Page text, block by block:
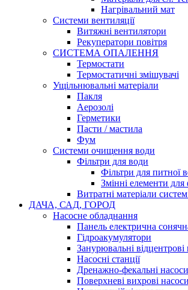
Нагрівальний мат
Системи вентиляції
Витяжні вентилятори
Рекуператори повітря
СИСТЕМА ОПАЛЕННЯ
Термостати
Термостатичні змішувачі
Ущільнювальні матеріали
Пакля
Аерозолі
Герметики
Пасти / мастила
Фум
Системи очищення води
Фільтри для води
Фільтри для питної
Змінні елементи для
Витратні матеріали
ДАЧА, САД, ГОРОД
Насосне обладнання
Панель електрична
Гідроакумулятори
Занурювальні відцентрові
Насосні станції
Дренажно-фекальні насоси
Поверхневі вихрові насоси